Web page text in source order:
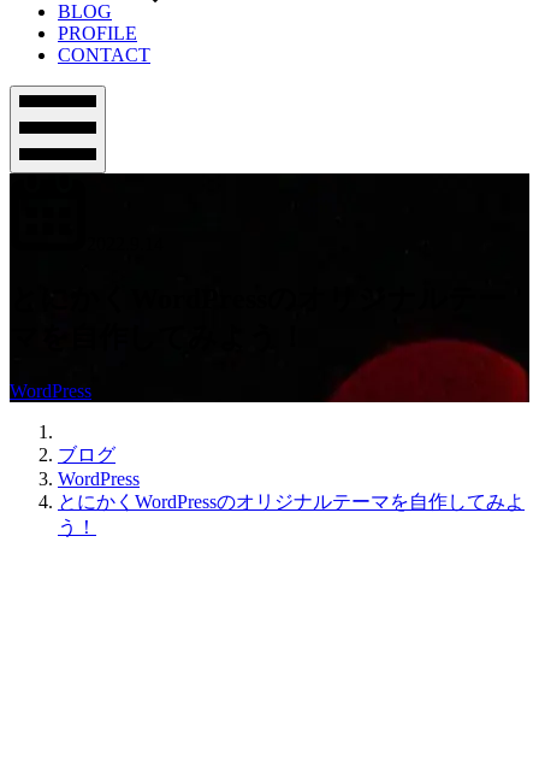
BLOG
PROFILE
CONTACT
メ
ニ
ー
WordPressoffice01(オ
ス
ゼ
ロ
ワ
ブログ
WordPress
とにかくWordPressのオリジナルテーマを自作してみよ
う！